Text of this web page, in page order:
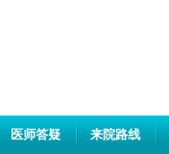
医师答疑 来院路线